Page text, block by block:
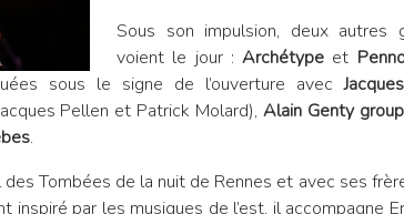
Sous son impulsion, deux autres
voient le jour :Archétype et
sous le signe de l’ouverture avec
Pellen et Patrick Molard), Alain Genty group
.
Tombées de la nuit de Rennes et avec ses
inspiré par les musiques de l’est, il accompagne